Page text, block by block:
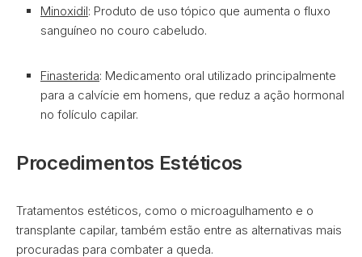
Minoxidil: Produto de uso tópico que aumenta o fluxo
sanguíneo no couro cabeludo.
Finasterida: Medicamento oral utilizado principalmente
para a calvície em homens, que reduz a ação hormonal
no folículo capilar.
Procedimentos Estéticos
Tratamentos estéticos, como o microagulhamento e o
transplante capilar, também estão entre as alternativas mais
procuradas para combater a queda.